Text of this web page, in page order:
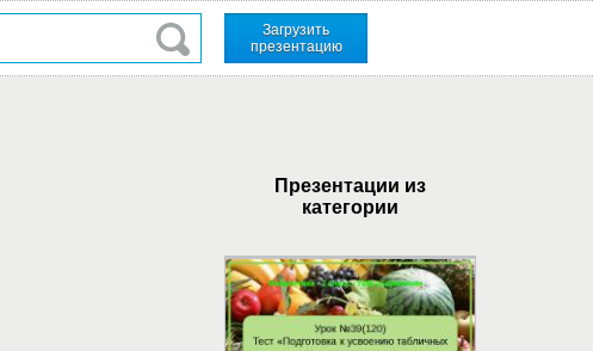
Загрузить
презентацию
Презентации из
категории